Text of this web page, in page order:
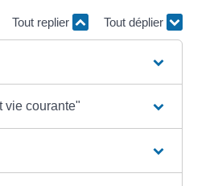
Tout replier Tout déplier
vie courante"